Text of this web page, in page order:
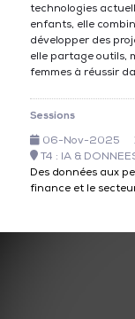
technologies
enfants, elle
développer des
elle partage outils,
femmes à réussir
Sessions
06-Nov-2025
T4 : IA &
Des données aux
finance et le